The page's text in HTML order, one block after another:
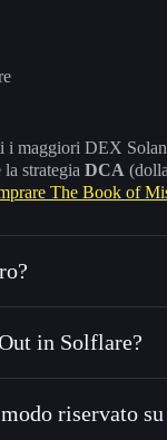
maggiori DEX
la strategia DCA
The Book of
in Solflare?
USDC o in
riservato su